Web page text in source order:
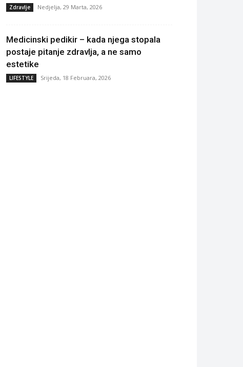
Zdravlje Nedjelja, 29 Marta, 2026
Medicinski pedikir – kada njega stopala
postaje pitanje zdravlja, a ne samo
estetike
LIFESTYLE Srijeda, 18 Februara, 2026